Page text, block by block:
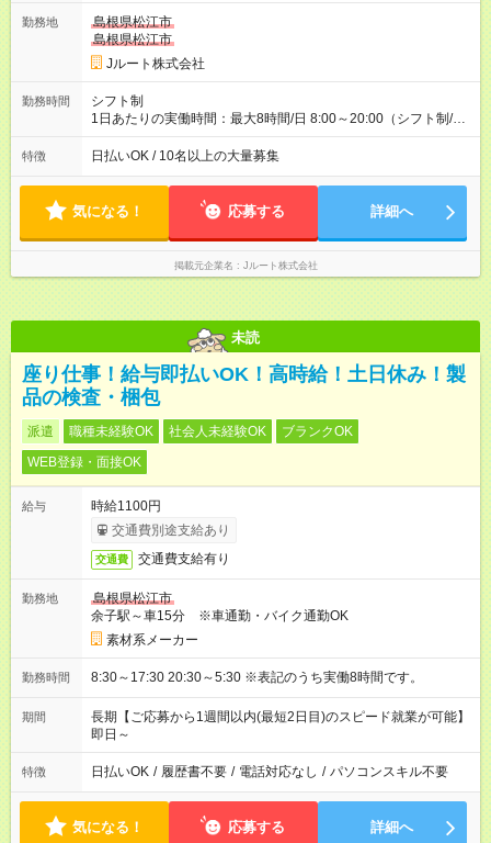
万円／週6日稼働 ・地方郊外エリア 月収40万円／週5日稼働 月
収40万円~50万円／週6日稼働 ＜モデルイメージ＞ ■月収50万
円 (27歳男性/江東区在住)※元建築関係 1日150個配達×25日勤務
(日休み) ■月収80万円(43歳男性/墨田区在住)※元営業 1日200個
勤務地
島根県松江市
島根県松江市
Jルート株式会社
勤務時間
シフト制
1日あたりの実働時間：最大8時間/日 8:00～20:00（シフト制/実
働8時間） ※週5日勤務（場所次第では週4も有り） ※配達状況に
よって時間外での勤務可能性有り ※案件により多少の前後あり
特徴 日払いOK / 10名以上の大量募集
気になる！ 応募する 詳細へ
掲載元企業名 Jルート株式会社
未読
座り仕事！給与即払いOK！高時給！土日休み！製
品の検査・梱包
派遣 職種未経験OK 社会人未経験OK
ブランクOK
WEB登録・面接OK
給与
時給1100円
交通費別途支給あり
交通費 交通費支給有り
勤務地
島根県松江市
余子駅～車15分 ※車通勤・バイク通勤OK
素材系メーカー
勤務時間 8:30～17:30 20:30～5:30 ※表記のうち実働8時間です。
期間
長期【ご応募から1週間以内(最短2日目)のスピード就業が可能】
即日～
特徴 日払いOK / 履歴書不要 / 電話対応なし / パソコンスキル不要
気になる！ 応募する 詳細へ